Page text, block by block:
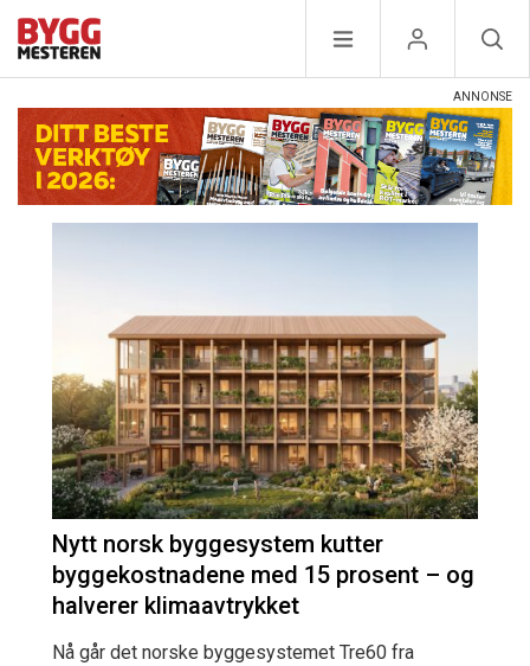
Nytt norsk byggesystem kutter
byggekostnadene med 15 prosent – og
halverer klimaavtrykket
Nå går det norske byggesystemet Tre60 fra